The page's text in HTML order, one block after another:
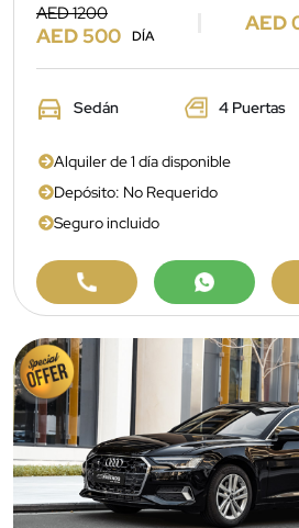
AED 1200
AED 500 DÍA
AED
Sedán 4 Puertas
Alquiler de 1 día disponible
Depósito: No Requerido
Seguro incluido